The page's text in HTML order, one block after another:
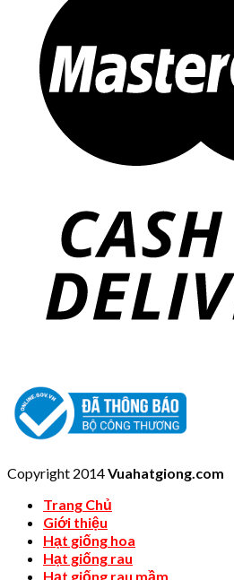
Copyright 2014Vuahatgiong.com
Trang Chủ
Giới thiệu
Hạt giống hoa
Hạt giống rau
Hạt giống rau mầm